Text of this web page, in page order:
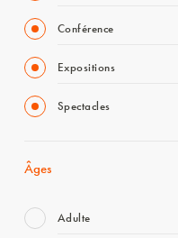
Conférence
Expositions
Spectacles
Âges
Adulte